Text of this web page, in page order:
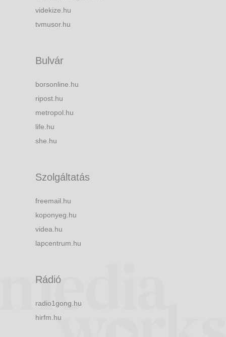
videkize.hu
tvmusor.hu
Bulvár
borsonline.hu
ripost.hu
metropol.hu
life.hu
she.hu
Szolgáltatás
freemail.hu
koponyeg.hu
videa.hu
lapcentrum.hu
Rádió
radio1gong.hu
hirfm.hu